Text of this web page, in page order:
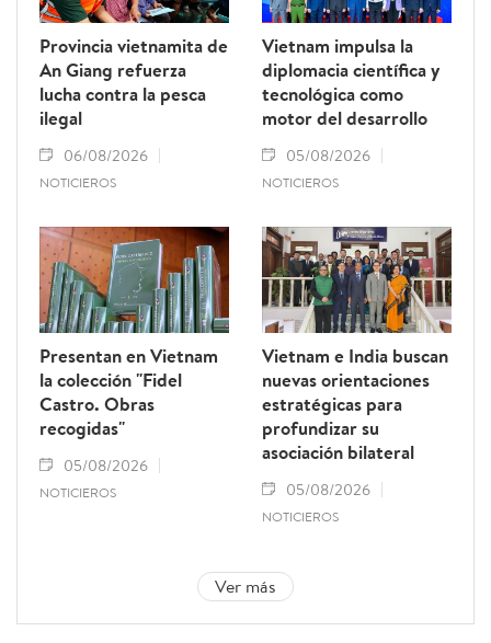
Provincia vietnamita de
An Giang refuerza
lucha contra la pesca
ilegal
06/08/2026
NOTICIEROS
Vietnam impulsa la
diplomacia científica y
tecnológica como
motor del desarrollo
05/08/2026
NOTICIEROS
Presentan en Vietnam
la colección "Fidel
Castro. Obras
recogidas"
05/08/2026
NOTICIEROS
Vietnam e India buscan
nuevas orientaciones
estratégicas para
profundizar su
asociación bilateral
05/08/2026
NOTICIEROS
Ver más